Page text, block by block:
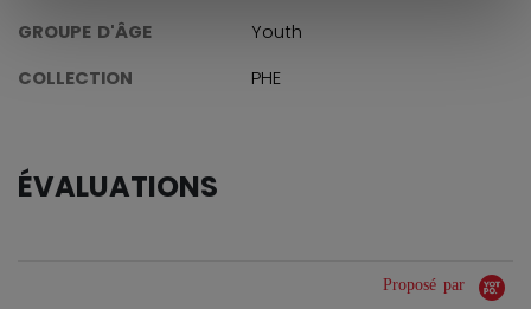
GROUPE D'ÂGE
Youth
COLLECTION
PHE
ÉVALUATIONS
Proposé par